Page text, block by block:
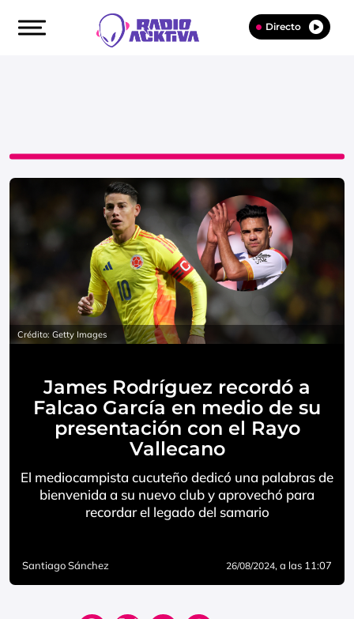
Directo
Crédito: Getty Images
James Rodríguez recordó a
Falcao García en medio de su
presentación con el Rayo
Vallecano
El mediocampista cucuteño dedicó una palabras de
bienvenida a su nuevo club y aprovechó para
recordar el legado del samario
Santiago Sánchez 26/08/2024, a las 11:07